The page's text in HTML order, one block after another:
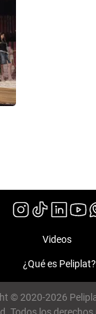
Videos
¿Qué es Peliplat?
© 2020-2026
Todos los derechos